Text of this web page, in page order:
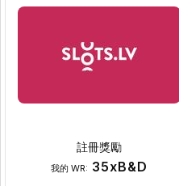
註冊獎勵
我的 WR: 35xB&D